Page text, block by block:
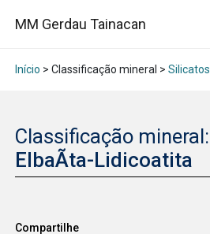
MM Gerdau Tainacan
Início > Classificação mineral > Silicatos
Classificação mineral:
ElbaÃ­ta-Lidicoatita
Compartilhe